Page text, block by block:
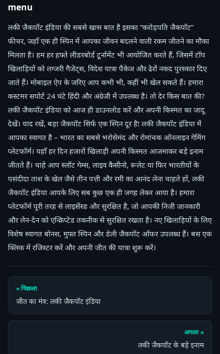
menu
लकी जैकपॉट इंडिया की सबसे खास बात है इसका “करोड़पति जैकपॉट”
फीचर, जहाँ एक ही स्पिन में आपका जीवन बदलने वाली रकम जीतने का मौका
मिलता है। हम हर हफ्ते लीडरबोर्ड टूर्नामेंट भी आयोजित करते हैं, जिसमें टॉप
खिलाड़ियों को लग्जरी गैजेट्स, विदेश यात्रा पैकेज और ढेरों नकद पुरस्कार दिए
जाते हैं। मोबाइल ऐप के जरिए आप कभी भी, कहीं भी खेल सकते हैं। हमारा
कस्टमर सपोर्ट 24 घंटे हिंदी और अंग्रेजी में उपलब्ध है। तो देर किस बात की?
लकी जैकपॉट इंडिया को आज ही डाउनलोड करें और अपनी किस्मत का जादू
देखें। याद रखें, बड़ा जैकपॉट सिर्फ एक स्पिन दूर है! लकी जैकपॉट इंडिया में
आपका स्वागत है – भारत का सबसे भरोसेमंद और रोमांचक ऑनलाइन गेमिंग
प्लेटफॉर्म। यहाँ हर दिन हजारों खिलाड़ी अपनी किस्मत आजमाकर बड़े इनाम
जीतते हैं। चाहे आप स्लॉट गेम्स, लाइव कैसीनो, रूलेट या फिर भारतीयों के
पसंदीदा ताश के खेल जैसे तीन पत्ती और रमी का आनंद लेना चाहते हों, लकी
जैकपॉट इंडिया आपके लिए सब कुछ एक ही जगह लेकर आया है। हमारा
प्लेटफॉर्म पूरी तरह से लाइसेंस्ड और सुरक्षित है, जो आपकी निजी जानकारी
और लेन-देन को एन्क्रिप्टेड तकनीक से सुरक्षित रखता है। नए खिलाड़ियों के लिए
विशेष स्वागत बोनस, मुफ्त स्पिन और डेली जैकपॉट ऑफर उपलब्ध हैं। बस एक
क्लिक में रजिस्टर करें और अपनी जीत की यात्रा शुरू करें।
« पिछला
जीत का मंत्र: लकी जैकपॉट इंडिया
अगला »
लकी जैकपॉट के बड़े इनाम